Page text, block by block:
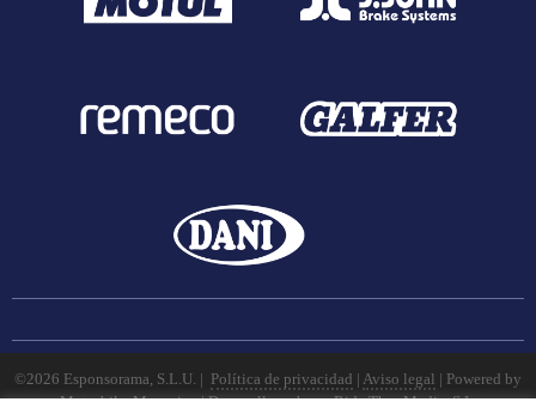
©2026 Esponsorama, S.L.U. | Política de privacidad | Aviso legal | Powered by
Motorbike Magazine |Desarrollo web porRide Thru Media, S.L.